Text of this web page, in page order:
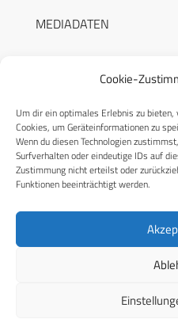
Cookie-
Um dir ein optimales Erlebnis zu
Cookies, um Geräteinformationen zu
Wenn du diesen Technologien
Surfverhalten oder eindeutige IDs auf
Zustimmung nicht erteilst oder
Funktionen beeinträchtigt werden.
MEDIADATEN
RECHTLICHES
Datenschutzerklärung
Cookie-Richtlinie (EU)